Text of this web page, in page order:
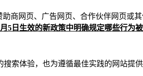
助商网页、广告网页、合作伙伴网页或
5日生效的新政策中明确规定哪些行为
索体验，也为遵循最佳实践的网站提供